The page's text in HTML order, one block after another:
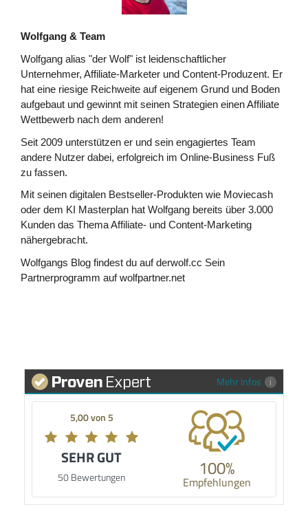
Wolfgang & Team
Wolfgang alias "der Wolf" ist leidenschaftlicher
Unternehmer, Affiliate-Marketer und Content-Produzent. Er
hat eine riesige Reichweite auf eigenem Grund und Boden
aufgebaut und gewinnt mit seinen Strategien einen Affiliate
Wettbewerb nach dem anderen!
Seit 2009 unterstützen er und sein engagiertes Team
andere Nutzer dabei, erfolgreich im Online-Business Fuß
zu fassen.
Mit seinen digitalen Bestseller-Produkten wie Moviecash
oder dem KI Masterplan hat Wolfgang bereits über 3.000
Kunden das Thema Affiliate- und Content-Marketing
nähergebracht.
Wolfgangs Blog findest du aufderwolf.cc Sein
Partnerprogramm aufwolfpartner.net
Mehr Infos
5,00 von 5
SEHR GUT
50 Bewertungen 100%
Empfehlungen